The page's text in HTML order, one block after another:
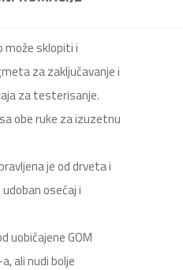
može sklopiti i
za zaključavanje i
za testerisanje.
obe ruke za izuzetnu
je od drveta i
osećaj i
uobičajene GOM
ali nudi bolje